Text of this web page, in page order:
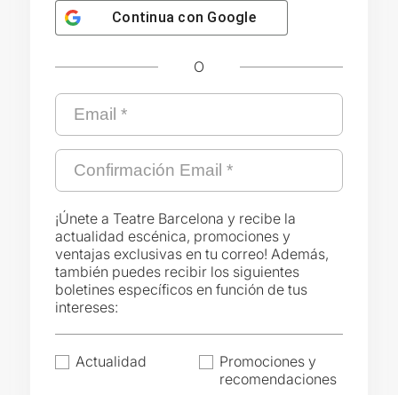
Continua con Google
O
¡Únete a Teatre Barcelona y recibe la
actualidad escénica, promociones y
ventajas exclusivas en tu correo! Además,
también puedes recibir los siguientes
boletines específicos en función de tus
intereses:
Actualidad
Promociones y
recomendaciones